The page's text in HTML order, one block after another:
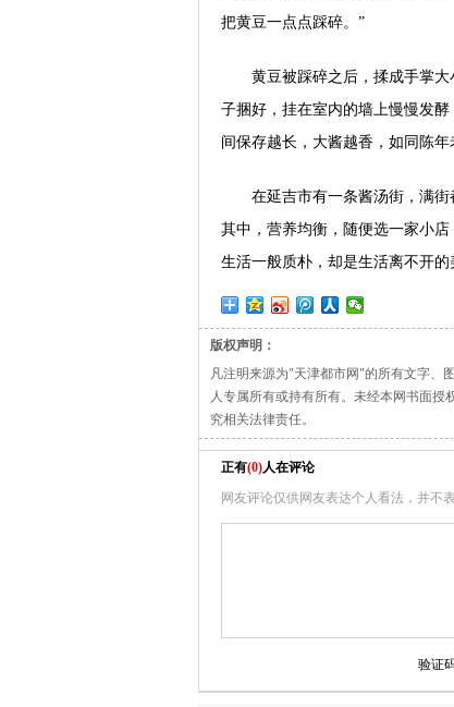
把黄豆一点点踩碎。”
黄豆被踩碎之后，揉成手掌
子捆好，挂在室内的墙上慢慢发
间保存越长，大酱越香，如同陈
在延吉市有一条酱汤街，满
其中，营养均衡，随便选一家小
生活一般质朴，却是生活离不开的
版权声明：
凡注明来源为"天津都市网"的所有文字、
人专属所有或持有所有。未经本网书面
究相关法律责任。
正有(0)人在评论
网友评论仅供网友表达个人看法，并不
验证